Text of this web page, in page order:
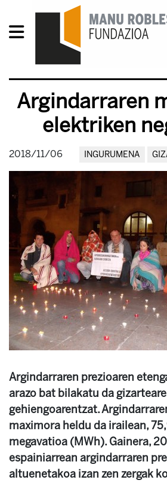
Argindarraren
elektriken
2018/11/06 INGURUMENA
Argindarraren prezioaren
arazo bat bilakatu da
gehiengoarentzat.
maximora heldu da irailean,
megavatioa (MWh). Gainera,
espainiarrean argindarraren
altuenetakoa izan zen zergak